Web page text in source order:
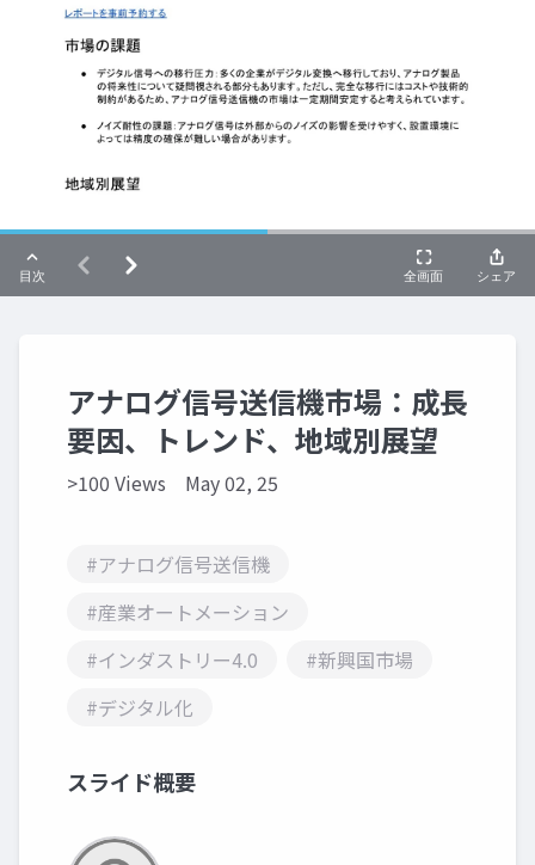
アナログ信号送信機市場：成長
要因、トレンド、地域別展望
>100 Views May 02, 25
#アナログ信号送信機
#産業オートメーション
#インダストリー4.0
#新興国市場
#デジタル化
スライド概要